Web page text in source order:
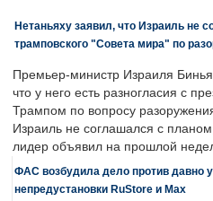
Нетаньяху заявил, что Израиль не
трамповского "Совета мира" по
Премьер-министр Израиля
что у него есть разногласия с
Трампом по вопросу
Израиль не соглашался с
лидер объявил на прошлой
ФАС возбудила дело против давно
непредустановки RuStore и Max